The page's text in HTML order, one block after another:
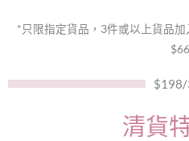
*只限指定貨品，3件或以上貨品
$66
清貨